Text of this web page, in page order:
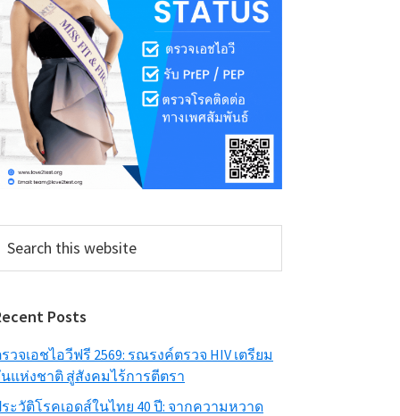
this
Posts
วจเอชไอวีฟรี 2569: รณรงค์ตรวจ HIV เตรียม
แห่งชาติ สู่สังคมไร้การตีตรา
ะวัติโรคเอดส์ในไทย 40 ปี: จากความหวาด